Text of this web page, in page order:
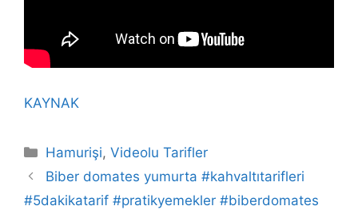
KAYNAK
Kategoriler
Hamurişi,Videolu Tarifler
Biber domates yumurta #kahvaltıtarifleri
#5dakikatarif #pratikyemekler #biberdomates